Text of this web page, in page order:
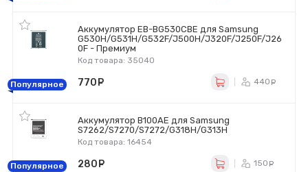
Аккумулятор EB-BG530CBE для Samsung
G530H/G531H/G532F/J500H/J320F/J250F/J26
0F - Премиум
Код товара: 35040
Популярное 770 440
Аккумулятор B100AE для Samsung
S7262/S7270/S7272/G318H/G313H
Код товара: 16454
Популярное 280 150